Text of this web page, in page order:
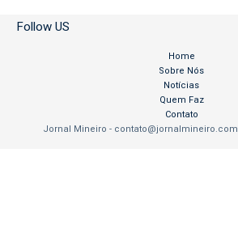
Follow US
Jornal Mineiro - contato@jornalmineiro.com
Home
Sobre Nós
Notícias
Quem Faz
Contato